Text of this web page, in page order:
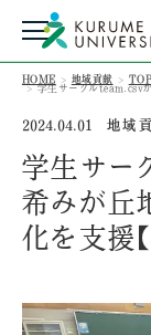
HOME 地域貢献
学生サークルteam.csvが
2024.04.01 地域
学生サー
希みが丘
化を支援